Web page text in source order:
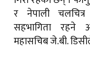
र नेपाली
सहभागिता रहने
महासचिब जे.बी.